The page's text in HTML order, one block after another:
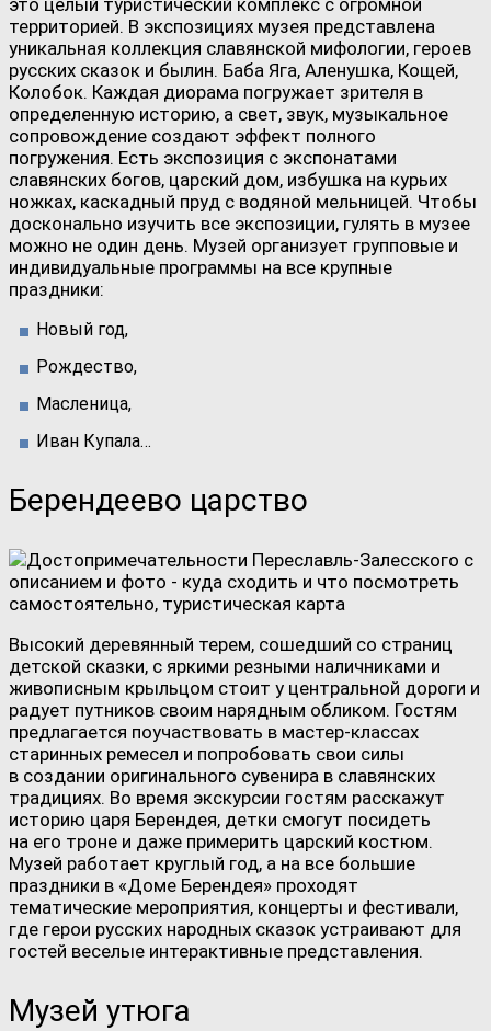
это целый туристический комплекс с огромной
территорией. В экспозициях музея представлена
уникальная коллекция славянской мифологии, героев
русских сказок и былин. Баба Яга, Аленушка, Кощей,
Колобок. Каждая диорама погружает зрителя в
определенную историю, а свет, звук, музыкальное
сопровождение создают эффект полного
погружения. Есть экспозиция с экспонатами
славянских богов, царский дом, избушка на курьих
ножках, каскадный пруд с водяной мельницей. Чтобы
досконально изучить все экспозиции, гулять в музее
можно не один день. Музей организует групповые и
индивидуальные программы на все крупные
праздники:
Новый год,
Рождество,
Масленица,
Иван Купала…
Берендеево царство
Высокий деревянный терем, сошедший со страниц
детской сказки, с яркими резными наличниками и
живописным крыльцом стоит у центральной дороги и
радует путников своим нарядным обликом. Гостям
предлагается поучаствовать в мастер-классах
старинных ремесел и попробовать свои силы
в создании оригинального сувенира в славянских
традициях. Во время экскурсии гостям расскажут
историю царя Берендея, детки смогут посидеть
на его троне и даже примерить царский костюм.
Музей работает круглый год, а на все большие
праздники в «Доме Берендея» проходят
тематические мероприятия, концерты и фестивали,
где герои русских народных сказок устраивают для
гостей веселые интерактивные представления.
Музей утюга